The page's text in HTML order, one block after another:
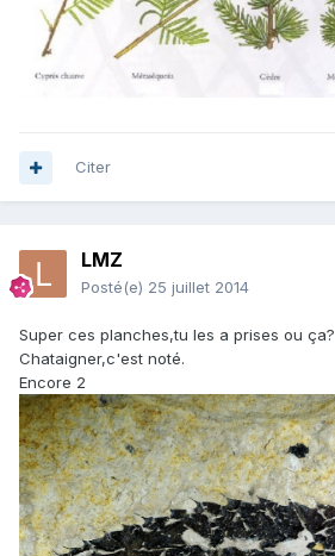
Citer
LMZ
Posté(e) 25 juillet 2014
Super ces planches,tu les a prises ou ça?
Chataigner,c'est noté.
Encore 2